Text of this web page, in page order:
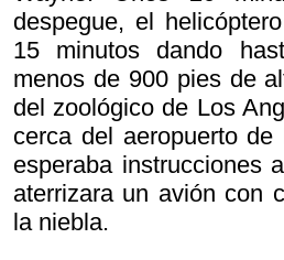
despegue, el
15 minutos dando
menos de 900 pies de
del zoológico de Los
cerca del aeropuerto de
esperaba instrucciones
aterrizara un avión con
la niebla.